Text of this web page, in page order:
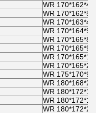
WR 170*162*45
WR 170*162*50
WR 170*163*40
WR 170*164*9,6
WR 170*165*8
WR 170*165*9,6
WR 170*165*15
WR 170*165*20
WR 175*170*9,6
WR
WR
WR
WR